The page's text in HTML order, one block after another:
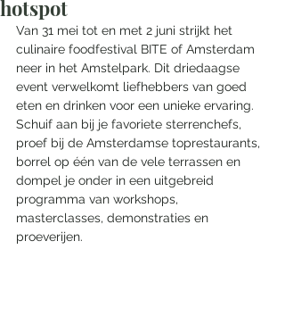
hotspot
Van 31 mei tot en met 2 juni strijkt het
culinaire foodfestival BITE of Amsterdam
neer in het Amstelpark. Dit driedaagse
event verwelkomt liefhebbers van goed
eten en drinken voor een unieke ervaring.
Schuif aan bij je favoriete sterrenchefs,
proef bij de Amsterdamse toprestaurants,
borrel op één van de vele terrassen en
dompel je onder in een uitgebreid
programma van workshops,
masterclasses, demonstraties en
proeverijen.